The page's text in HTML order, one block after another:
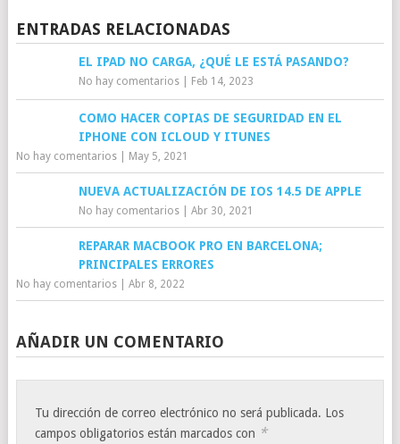
ENTRADAS RELACIONADAS
EL IPAD NO CARGA, ¿QUÉ LE ESTÁ PASANDO?
No hay comentarios| Feb 14, 2023
COMO HACER COPIAS DE SEGURIDAD EN EL
IPHONE CON ICLOUD Y ITUNES
No hay comentarios| May 5, 2021
NUEVA ACTUALIZACIÓN DE IOS 14.5 DE APPLE
No hay comentarios| Abr 30, 2021
REPARAR MACBOOK PRO EN BARCELONA;
PRINCIPALES ERRORES
No hay comentarios| Abr 8, 2022
AÑADIR UN COMENTARIO
Tu dirección de correo electrónico no será publicada. Los
campos obligatorios están marcados con *